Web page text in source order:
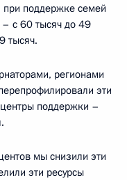
при поддержке семей
– с 60 тысяч до 49
тысяч.
регионами
эти
поддержки –
мы снизили эти
эти ресурсы